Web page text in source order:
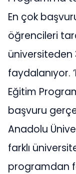
En çok
öğrencileri
faydalanıyor.
Eğitim
başvuru
Anadolu
farklı
programdan